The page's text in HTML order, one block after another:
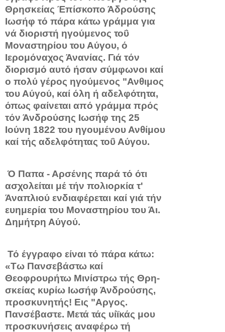
Θρησκείας Έπίσκοπο Άδρούσης
Ιωσήφ τό πάρα κάτω γράμμα για
νά διοριστή ηγούμενος τοΰ
Μοναστηρίου του Αύγου, ό
Ιερομόναχος Άνανίας. Γιά τόν
διορισμό αυτό ήσαν σύμφωνοι καί
ο πολύ γέρος ηγούμενος "Ανθιμος
του Αύγού, καί όλη ή αδελφότητα,
όπως φαί­νεται από γράμμα πρός
τόν Άνδρούσης Ιωσήφ της 25
Ιούνη 1822 του ηγουμένου Ανθίμου
καί τής αδελφότητας τοΰ Αύγου.
Ό Παπα - Αρσένης παρά τό ότι
ασχολείται μέ τήν πολιορκία τ'
Άναπλιού ενδιαφέρεται καί γιά τήν
ευημερία του Μοναστηρίου του Άι.
Δημήτρη Αύγού.
Τό έγγραφο είναι τό πάρα κάτω:
«Τω Πανσεβάστω καί
Θεοφρουρήτω Μινίστρω τής Θρη­
σκείας κυρίω Ιωσήφ Άνδρούσης,
προσκυνητής! Εις "Αργος.
Πανσέβαστε. Μετά τάς υίϊκάς μου
προσκυνήσεις αναφέρω τή